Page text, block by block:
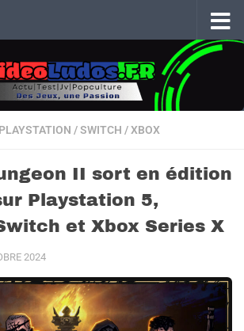
PLAYSTATION /SWITCH /XBOX
II sort en édition
Playstation 5,
et Xbox Series X
2024